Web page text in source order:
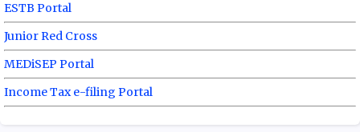
ESTB Portal
Junior Red Cross
MEDiSEP Portal
Income Tax e-filing Portal